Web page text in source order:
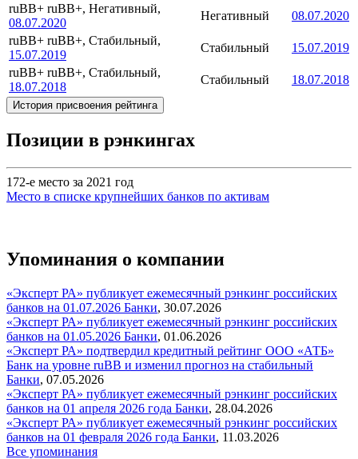
ruBB+ ruBB+, Негативный,
08.07.2020
Негативный
08.07.2020
ruBB+ ruBB+, Стабильный,
15.07.2019
Стабильный
15.07.2019
ruBB+ ruBB+, Стабильный,
18.07.2018
Стабильный 18.07.2018
История присвоения рейтинга
Позиции в рэнкингах
172-е место за 2021 год
Место в списке крупнейших банков по активам
Упоминания о компании
«Эксперт РА» публикует ежемесячный рэнкинг российских
банков на 01.07.2026 Банки, 30.07.2026
«Эксперт РА» публикует ежемесячный рэнкинг российских
банков на 01.05.2026 Банки, 01.06.2026
«Эксперт РА» подтвердил кредитный рейтинг ООО «АТБ»
Банк на уровне ruBB и изменил прогноз на стабильный
Банки, 07.05.2026
«Эксперт РА» публикует ежемесячный рэнкинг российских
банков на 01 апреля 2026 года Банки, 28.04.2026
«Эксперт РА» публикует ежемесячный рэнкинг российских
банков на 01 февраля 2026 года Банки, 11.03.2026
Все упоминания